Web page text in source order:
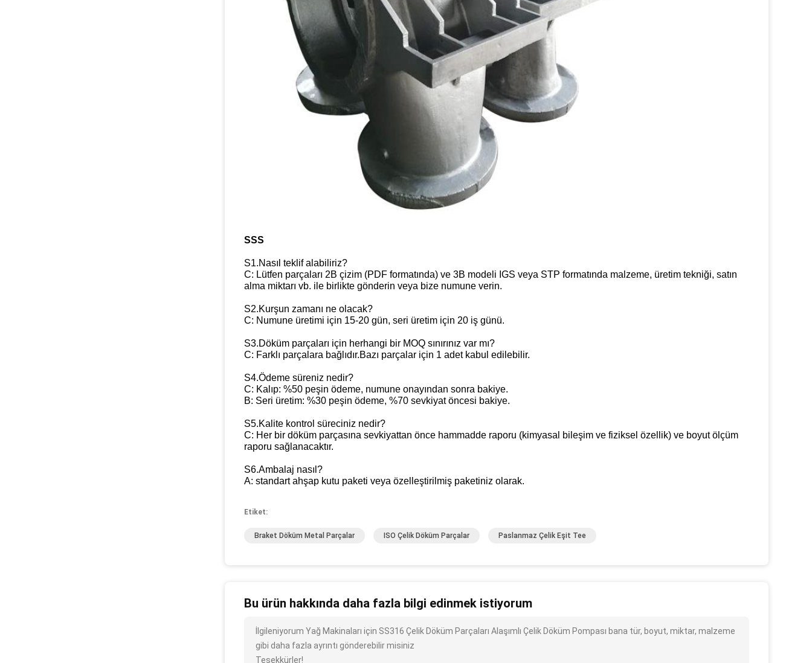
SSS
S1.Nasıl teklif alabiliriz?
C: Lütfen parçaları 2B çizim (PDF formatında) ve 3B modeli IGS veya STP formatında malzeme, üretim tekniği, satın
alma miktarı vb. ile birlikte gönderin veya bize numune verin.
S2.Kurşun zamanı ne olacak?
C: Numune üretimi için 15-20 gün, seri üretim için 20 iş günü.
S3.Döküm parçaları için herhangi bir MOQ sınırınız var mı?
C: Farklı parçalara bağlıdır.Bazı parçalar için 1 adet kabul edilebilir.
S4.Ödeme süreniz nedir?
C: Kalıp: %50 peşin ödeme, numune onayından sonra bakiye.
B: Seri üretim: %30 peşin ödeme, %70 sevkiyat öncesi bakiye.
S5.Kalite kontrol süreciniz nedir?
C: Her bir döküm parçasına sevkiyattan önce hammadde raporu (kimyasal bileşim ve fiziksel özellik) ve boyut ölçüm
raporu sağlanacaktır.
S6.Ambalaj nasıl?
A: standart ahşap kutu paketi veya özelleştirilmiş paketiniz olarak.
Etiket:
Braket Döküm Metal Parçalar ISO Çelik Döküm Parçalar Paslanmaz Çelik Eşit Tee
Bu ürün hakkında daha fazla bilgi edinmek istiyorum
İlgileniyorum Yağ Makinaları için SS316 Çelik Döküm Parçaları Alaşımlı Çelik Döküm Pompası bana tür, boyut, miktar, malzeme
gibi daha fazla ayrıntı gönderebilir misiniz
Teşekkürler!